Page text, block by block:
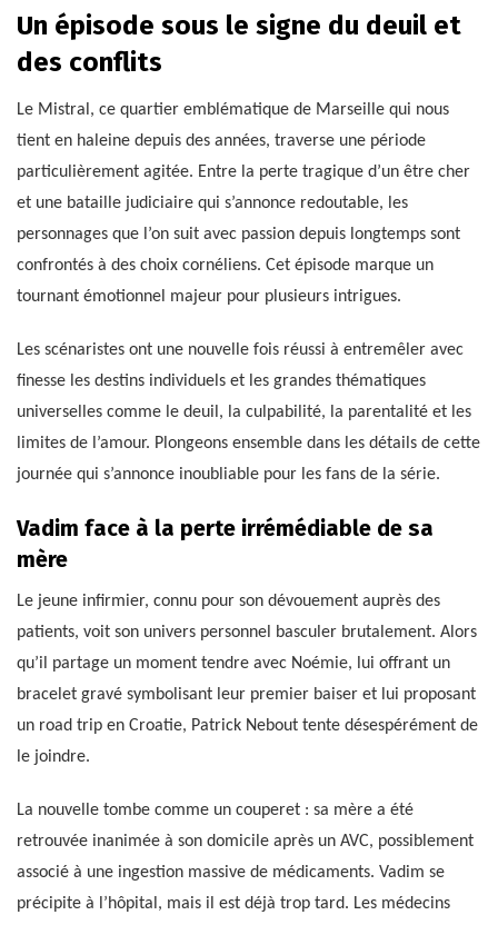
Un épisode sous le signe du deuil et
des conflits
Le Mistral, ce quartier emblématique de Marseille qui nous
tient en haleine depuis des années, traverse une période
particulièrement agitée. Entre la perte tragique d’un être cher
et une bataille judiciaire qui s’annonce redoutable, les
personnages que l’on suit avec passion depuis longtemps sont
confrontés à des choix cornéliens. Cet épisode marque un
tournant émotionnel majeur pour plusieurs intrigues.
Les scénaristes ont une nouvelle fois réussi à entremêler avec
finesse les destins individuels et les grandes thématiques
universelles comme le deuil, la culpabilité, la parentalité et les
limites de l’amour. Plongeons ensemble dans les détails de cette
journée qui s’annonce inoubliable pour les fans de la série.
Vadim face à la perte irrémédiable de sa
mère
Le jeune infirmier, connu pour son dévouement auprès des
patients, voit son univers personnel basculer brutalement. Alors
qu’il partage un moment tendre avec Noémie, lui offrant un
bracelet gravé symbolisant leur premier baiser et lui proposant
un road trip en Croatie, Patrick Nebout tente désespérément de
le joindre.
La nouvelle tombe comme un couperet : sa mère a été
retrouvée inanimée à son domicile après un AVC, possiblement
associé à une ingestion massive de médicaments. Vadim se
précipite à l’hôpital, mais il est déjà trop tard. Les médecins